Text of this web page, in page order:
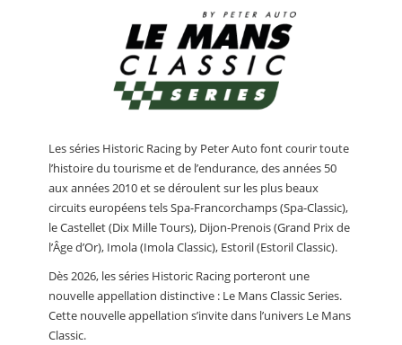
Les séries Historic Racing by Peter Auto font courir toute
l’histoire du tourisme et de l’endurance, des années 50
aux années 2010 et se déroulent sur les plus beaux
circuits européens tels Spa-Francorchamps (Spa-Classic),
le Castellet (Dix Mille Tours), Dijon-Prenois (Grand Prix de
l’Âge d’Or), Imola (Imola Classic), Estoril (Estoril Classic).
Dès 2026, les séries Historic Racing porteront une
nouvelle appellation distinctive : Le Mans Classic Series.
Cette nouvelle appellation s’invite dans l’univers Le Mans
Classic.